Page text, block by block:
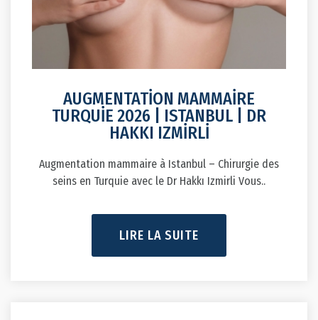
AUGMENTATİON MAMMAİRE
TURQUİE 2026 | ISTANBUL | DR
HAKKI IZMİRLİ
Augmentation mammaire à Istanbul – Chirurgie des
seins en Turquie avec le Dr Hakkı Izmirli Vous..
LIRE LA SUITE